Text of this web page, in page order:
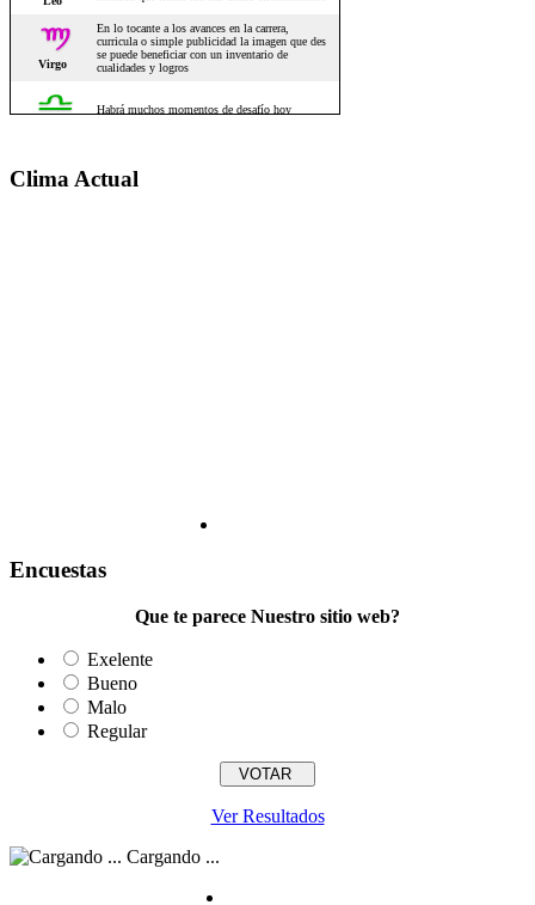
Clima Actual
Encuestas
Que te parece Nuestro sitio web?
Exelente
Bueno
Malo
Regular
Ver Resultados
Cargando ...